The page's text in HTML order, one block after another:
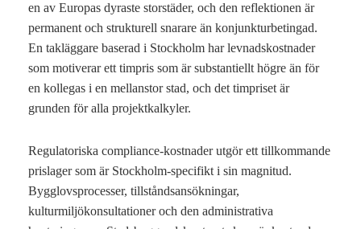
en av Europas dyraste storstäder, och den reflektionen är
permanent och strukturell snarare än konjunkturbetingad.
En takläggare baserad i Stockholm har levnadskostnader
som motiverar ett timpris som är substantiellt högre än för
en kollegas i en mellanstor stad, och det timpriset är
grunden för alla projektkalkyler.
Regulatoriska compliance-kostnader utgör ett tillkommande
prislager som är Stockholm-specifikt i sin magnitud.
Bygglovsprocesser, tillståndsansökningar,
kulturmiljökonsultationer och den administrativa